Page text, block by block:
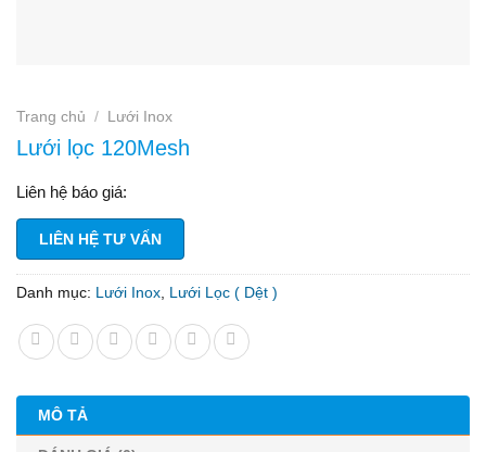
Trang chủ / Lưới Inox
Lưới lọc 120Mesh
Liên hệ báo giá:
LIÊN HỆ TƯ VẤN
Danh mục: Lưới Inox Lưới Lọc ( Dệt )
MÔ TẢ